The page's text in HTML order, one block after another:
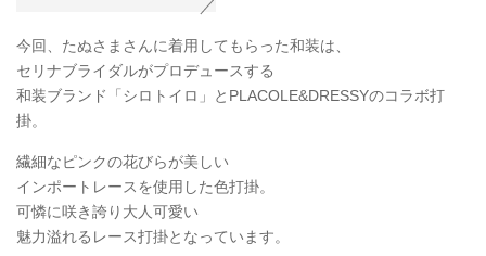
今回、たぬさまさんに着用してもらった和装は、
セリナブライダルがプロデュースする
和装ブランド「シロトイロ」とPLACOLE&DRESSYのコラボ打
掛。
繊細なピンクの花びらが美しい
インポートレースを使用した色打掛。
可憐に咲き誇り大人可愛い
魅力溢れるレース打掛となっています。